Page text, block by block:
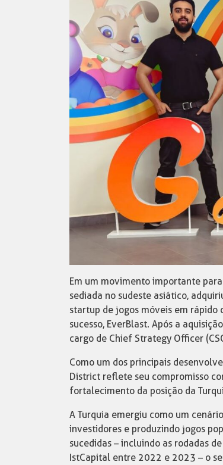
Em um movimento importante
sediada no sudeste asiático,
startup de jogos móveis em rápido
sucesso, EverBlast. Após a
cargo de Chief Strategy Officer
Como um dos principais
District reflete seu compromisso
fortalecimento da posição da
A Turquia emergiu como um
investidores e produzindo jogos
sucedidas – incluindo as rodadas
IstCapital entre 2022 e 2023 – o